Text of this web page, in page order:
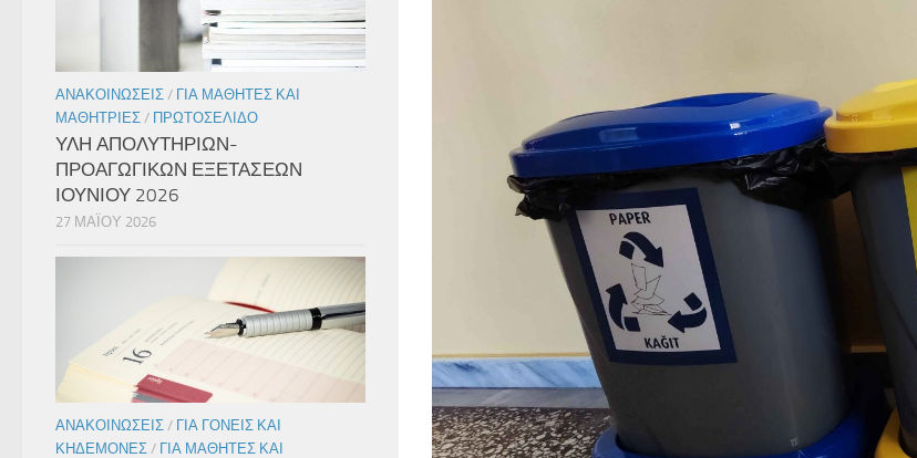
ΑΝΑΚΟΙΝΏΣΕΙΣ / ΓΙΑ ΜΑΘΗΤΈΣ ΚΑΙ
ΜΑΘΉΤΡΙΕΣ / ΠΡΩΤΟΣΈΛΙΔΟ
ΥΛΗ ΑΠΟΛΥΤΗΡΙΩΝ-
ΠΡΟΑΓΩΓΙΚΩΝ ΕΞΕΤΑΣΕΩΝ
ΙΟΥΝΙΟΥ 2026
27 ΜΑΪ́ΟΥ 2026
ΑΝΑΚΟΙΝΏΣΕΙΣ / ΓΙΑ ΓΟΝΕΊΣ ΚΑΙ
ΚΗΔΕΜΌΝΕΣ / ΓΙΑ ΜΑΘΗΤΈΣ ΚΑΙ